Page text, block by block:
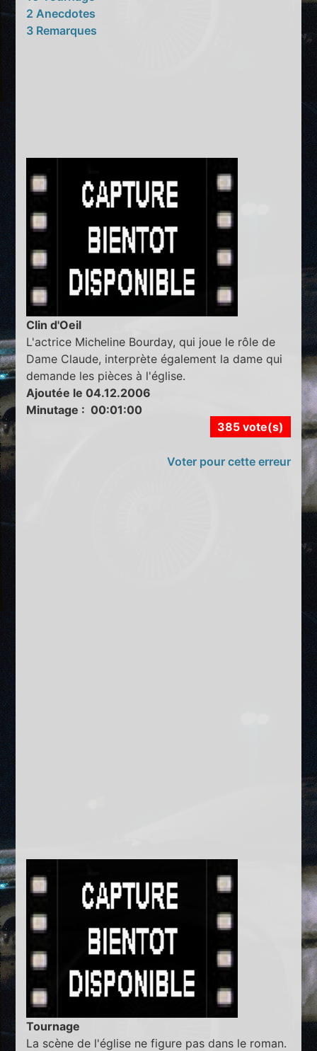
2 Anecdotes
3 Remarques
Clin d'Oeil
L'actrice Micheline Bourday, qui joue le rôle de
Dame Claude, interprète également la dame qui
demande les pièces à l'église.
Ajoutée le 04.12.2006
Minutage : 00:01:00
385 vote(s)
Voter pour cette erreur
Tournage
La scène de l'église ne figure pas dans le roman.